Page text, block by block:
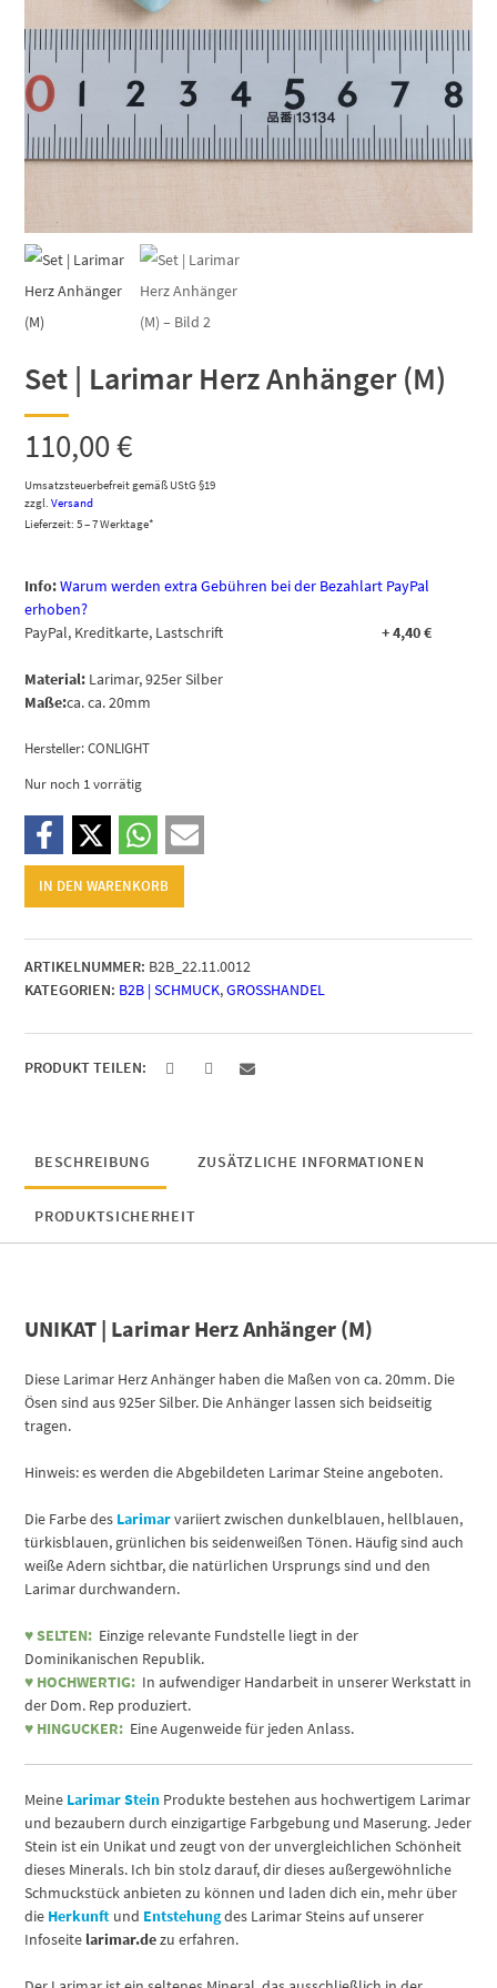
Set | Larimar Herz Anhänger (M)
110,00€
Umsatzsteuerbefreit gemäß UStG §19
zzgl.Versand
Lieferzeit: 5 – 7 Werktage*
Info:Warum werden extra Gebühren bei der Bezahlart PayPal
erhoben?
PayPal, Kreditkarte, Lastschrift
+4,40€
Material: Larimar, 925er Silber
Maße:ca. ca. 20mm
Hersteller:CONLIGHT
Nur noch 1 vorrätig
Herz
Anhänger
(M)
IN DEN WARENKORB
ARTIKELNUMMER: B2B_22.11.0012
KATEGORIEN: B2B | SCHMUCK,GROSSHANDEL
PRODUKT TEILEN:
BESCHREIBUNG ZUSÄTZLICHE INFORMATIONEN
PRODUKTSICHERHEIT
UNIKAT | Larimar Herz Anhänger (M)
Diese Larimar Herz Anhänger haben die Maßen von ca. 20mm. Die
Ösen sind aus 925er Silber. Die Anhänger lassen sich beidseitig
tragen.
Hinweis: es werden die Abgebildeten Larimar Steine angeboten.
Die Farbe des Larimarvariiert zwischen dunkelblauen, hellblauen,
türkisblauen, grünlichen bis seidenweißen Tönen. Häufig sind auch
weiße Adern sichtbar, die natürlichen Ursprungs sind und den
Larimar durchwandern.
♥SELTEN: Einzige relevante Fundstelle liegt in der
Dominikanischen Republik.
♥ HOCHWERTIG: In aufwendiger Handarbeit in unserer Werkstatt in
der Dom. Rep produziert.
♥ HINGUCKER: Eine Augenweide für jeden Anlass.
Meine Larimar Stein Produkte bestehen aus hochwertigem Larimar
und bezaubern durch einzigartige Farbgebung und Maserung. Jeder
Stein ist ein Unikat und zeugt von der unvergleichlichen Schönheit
dieses Minerals. Ich bin stolz darauf, dir dieses außergewöhnliche
Schmuckstück anbieten zu können und laden dich ein, mehr über
die Herkunft und Entstehungdes Larimar Steins auf unserer
Infoseite larimar.dezu erfahren.